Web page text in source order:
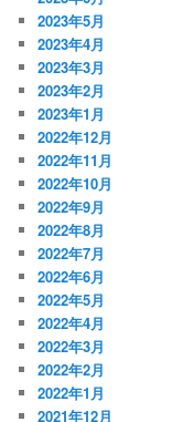
2023年5月
2023年4月
2023年3月
2023年2月
2023年1月
2022年12月
2022年11月
2022年10月
2022年9月
2022年8月
2022年7月
2022年6月
2022年5月
2022年4月
2022年3月
2022年2月
2022年1月
2021年12月